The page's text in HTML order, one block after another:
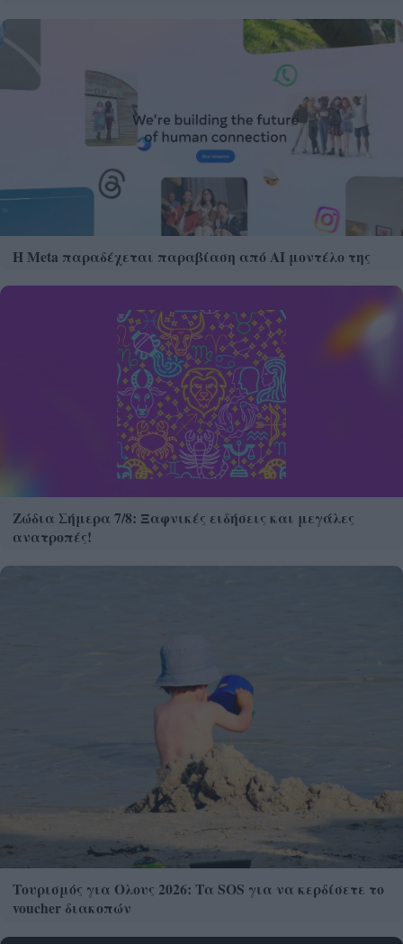
Η Meta παραδέχεται παραβίαση από AI μοντέλο της
Ζώδια Σήμερα 7/8: Ξαφνικές ειδήσεις και μεγάλες
ανατροπές!
Τουρισμός για Ολους 2026: Τα SOS για να κερδίσετε το
voucher διακοπών